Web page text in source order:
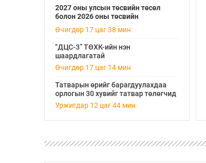
2027 оны улсын төсвийн төсөл
болон 2026 оны төсвийн
хэлэлцүүлэг боллоо
Өчигдөр 17 цаг 38 мин
"ДЦС-3” ТӨХК-ийн нэн
шаардлагатай
“Турбингенератор-5”-ын
шинэчлэлийн төсвийг
шийдвэрлэхээр болов
Өчигдөр 17 цаг 14 мин
Татварын өрийг барагдуулахдаа
орлогын 30 хувийг татвар төлөгчид
үлдээхээр хуульчилж, татварын
тайлангаа залруулах хугацааг хоёр
жил болгон сунгажээ
Уржигдар 12 цаг 44 мин